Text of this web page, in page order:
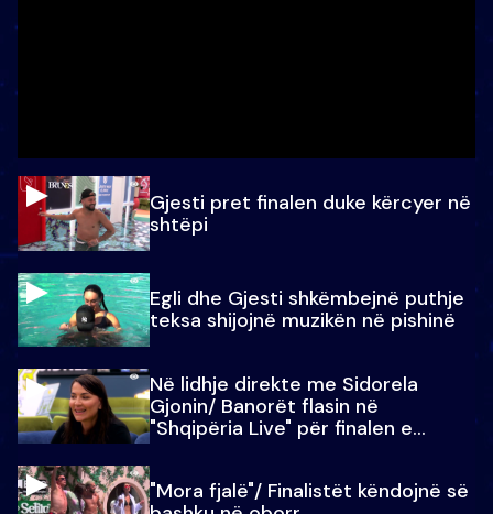
Gjesti pret finalen duke kërcyer në
shtëpi
Egli dhe Gjesti shkëmbejnë puthje
teksa shijojnë muzikën në pishinë
Në lidhje direkte me Sidorela
Gjonin/ Banorët flasin në
"Shqipëria Live" për finalen e
"Mora fjalë"/ Finalistët këndojnë së